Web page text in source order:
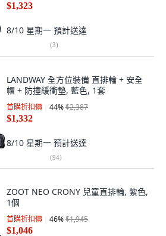
$1,323
8/10 星期一 預計送達
(3)
LANDWAY 全方位裝備 直排輪 + 安全
帽 + 防撞緩衝墊, 藍色, 1套
首購折扣價 44%$2,387
$1,332
8/10 星期一 預計送達
(94)
ZOOT NEO CRONY 兒童直排輪, 紫色,
1個
首購折扣價 46%$1,945
$1,046